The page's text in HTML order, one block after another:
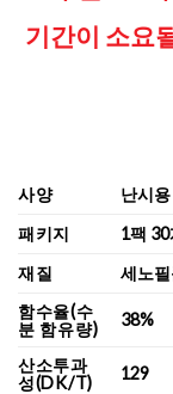
기간이 소요
사양
난시
패키지
1팩
재질
세노
함수율(수
분 함유량)
38%
산소투과
성(DK/T)
129